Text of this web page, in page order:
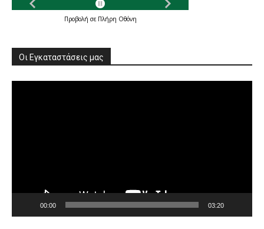
Προβολή σε Πλήρη Οθόνη
Οι Εγκαταστάσεις μας
00:00 03:20